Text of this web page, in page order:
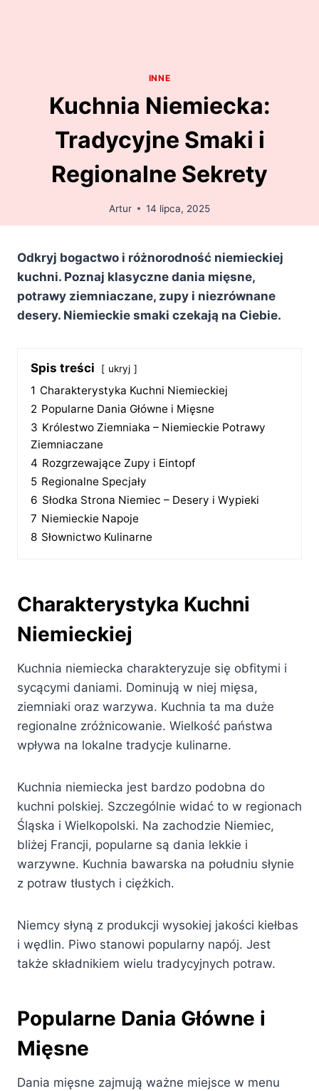
INNE
Kuchnia Niemiecka:
Tradycyjne Smaki i
Regionalne Sekrety
Artur 14 lipca, 2025
Odkryj bogactwo i różnorodność niemieckiej
kuchni. Poznaj klasyczne dania mięsne,
potrawy ziemniaczane, zupy i niezrównane
desery. Niemieckie smaki czekają na Ciebie.
Spis treści ukryj
1 Charakterystyka Kuchni Niemieckiej
2 Popularne Dania Główne i Mięsne
3 Królestwo Ziemniaka – Niemieckie Potrawy
Ziemniaczane
4 Rozgrzewające Zupy i Eintopf
5 Regionalne Specjały
6 Słodka Strona Niemiec – Desery i Wypieki
7 Niemieckie Napoje
8 Słownictwo Kulinarne
Charakterystyka Kuchni
Niemieckiej
Kuchnia niemiecka charakteryzuje się obfitymi i
sycącymi daniami. Dominują w niej mięsa,
ziemniaki oraz warzywa. Kuchnia ta ma duże
regionalne zróżnicowanie. Wielkość państwa
wpływa na lokalne tradycje kulinarne.
Kuchnia niemiecka jest bardzo podobna do
kuchni polskiej. Szczególnie widać to w regionach
Śląska i Wielkopolski. Na zachodzie Niemiec,
bliżej Francji, popularne są dania lekkie i
warzywne. Kuchnia bawarska na południu słynie
z potraw tłustych i ciężkich.
Niemcy słyną z produkcji wysokiej jakości kiełbas
i wędlin. Piwo stanowi popularny napój. Jest
także składnikiem wielu tradycyjnych potraw.
Popularne Dania Główne i
Mięsne
Dania mięsne zajmują ważne miejsce w menu